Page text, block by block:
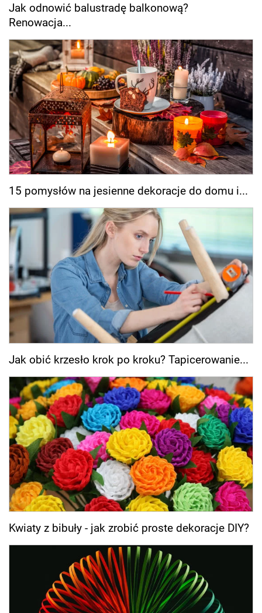
Jak odnowić balustradę balkonową?
Renowacja...
15 pomysłów na jesienne dekoracje do domu i...
Jak obić krzesło krok po kroku? Tapicerowanie...
Kwiaty z bibuły - jak zrobić proste dekoracje DIY?